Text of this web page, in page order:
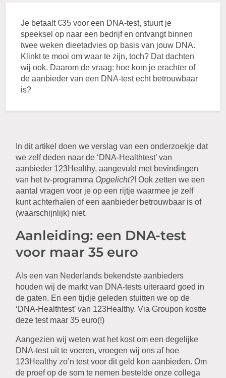
Je betaalt €35 voor een DNA-test, stuurt je
speeksel op naar een bedrijf en ontvangt binnen
twee weken dieetadvies op basis van jouw DNA.
Klinkt te mooi om waar te zijn, toch? Dat dachten
wij ook. Daarom de vraag: hoe kom je erachter of
de aanbieder van een DNA-test echt betrouwbaar
is?
In dit artikel doen we verslag van een onderzoekje dat
we zelf deden naar de ‘DNA-Healthtest’ van
aanbieder 123Healthy, aangevuld met bevindingen
van het tv-programma Opgelicht?! Ook zetten we een
aantal vragen voor je op een rijtje waarmee je zelf
kunt achterhalen of een aanbieder betrouwbaar is of
(waarschijnlijk) niet.
Aanleiding: een DNA-test
voor maar 35 euro
Als een van Nederlands bekendste aanbieders
houden wij de markt van DNA-tests uiteraard goed in
de gaten. En een tijdje geleden stuitten we op de
‘DNA-Healthtest’ van 123Healthy. Via Groupon kostte
deze test maar 35 euro(!)
Aangezien wij weten wat het kost om een degelijke
DNA-test uit te voeren, vroegen wij ons af hoe
123Healthy zo’n test voor dit geld kon aanbieden. Om
de proef op de som te nemen bestelde onze collega